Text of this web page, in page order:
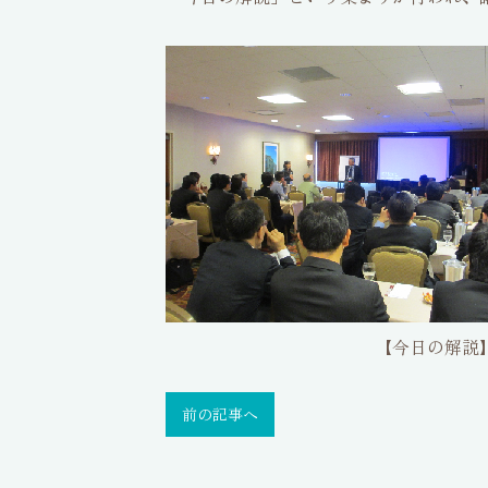
【今日の解説】の
前の記事へ